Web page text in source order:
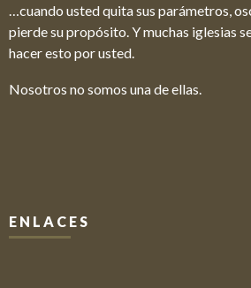
…cuando usted quita sus parámetros,
pierde su propósito. Y muchas iglesias
hacer esto por usted.
Nosotros no somos una de ellas.
ENLACES